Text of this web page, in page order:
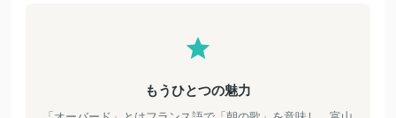
もうひとつの魅力